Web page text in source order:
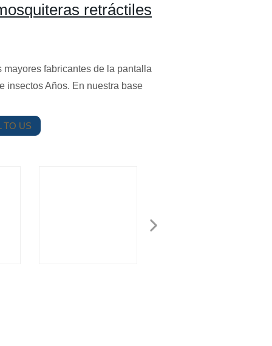
retráctiles
fabricantes de la pantalla
insectos Años. En nuestra base
TO US